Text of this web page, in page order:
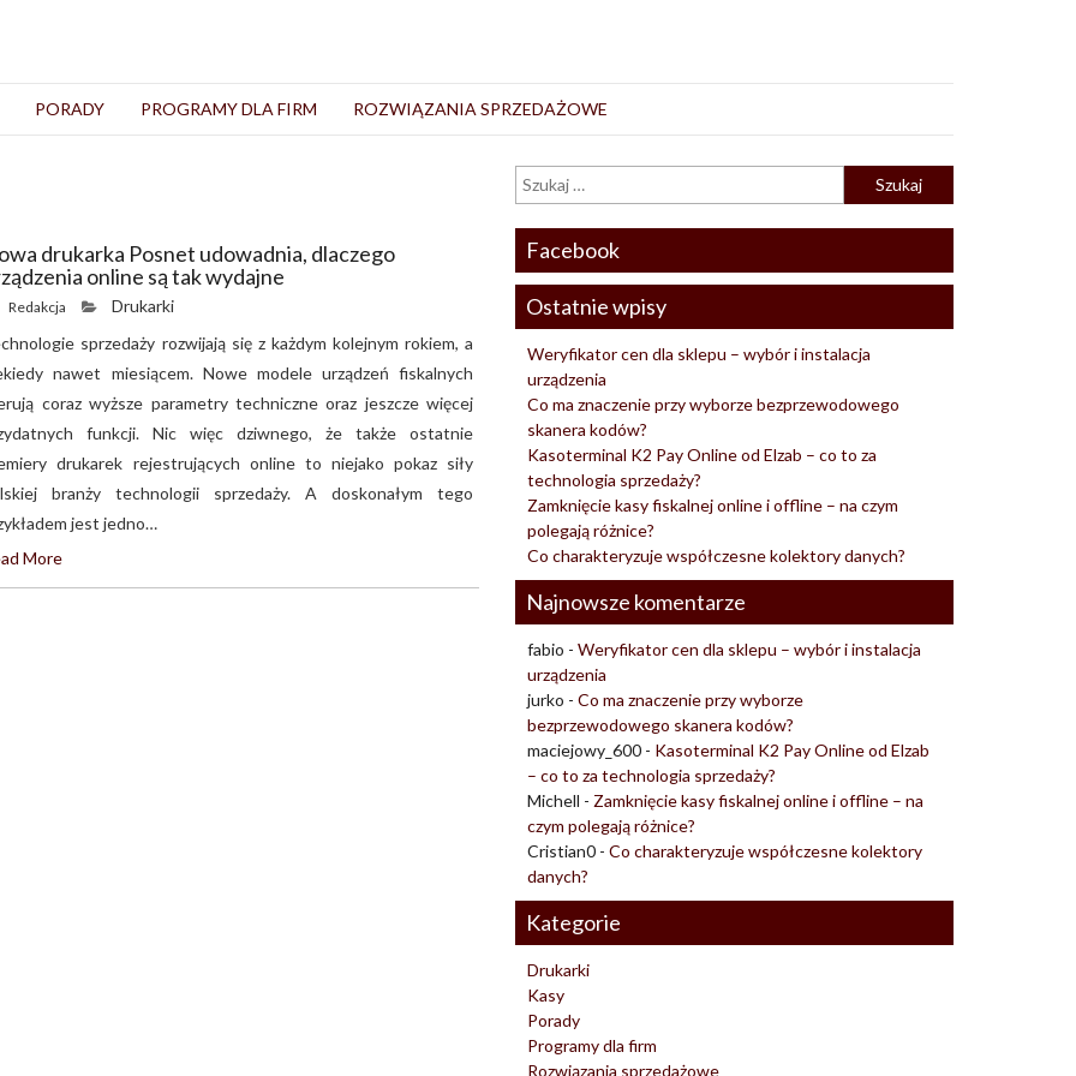
PORADY PROGRAMY DLA FIRM ROZWIĄZANIA SPRZEDAŻOWE
drukarka Posnet udowadnia, dlaczego
online są tak wydajne
Redakcja
Drukarki
sprzedaży rozwijają się z każdym kolejnym rokiem, a
nawet miesiącem. Nowe modele urządzeń fiskalnych
coraz wyższe parametry techniczne oraz jeszcze więcej
funkcji. Nic więc dziwnego, że także ostatnie
drukarek rejestrujących online to niejako pokaz siły
branży technologii sprzedaży. A doskonałym tego
jest jedno…
More
Facebook
Ostatnie wpisy
Weryfikator cen dla sklepu – wybór i instalacja
urządzenia
Co ma znaczenie przy wyborze bezprzewodowego
skanera kodów?
Kasoterminal K2 Pay Online od Elzab – co to za
technologia sprzedaży?
Zamknięcie kasy fiskalnej online i offline – na czym
polegają różnice?
Co charakteryzuje współczesne kolektory danych?
Najnowsze komentarze
fabio - Weryfikator cen dla sklepu – wybór i instalacja
urządzenia
jurko - Co ma znaczenie przy wyborze
bezprzewodowego skanera kodów?
maciejowy_600 - Kasoterminal K2 Pay Online od Elzab
– co to za technologia sprzedaży?
Michell - Zamknięcie kasy fiskalnej online i offline – na
czym polegają różnice?
Cristian0 - Co charakteryzuje współczesne kolektory
danych?
Kategorie
Drukarki
Kasy
Porady
Programy dla firm
Rozwiązania sprzedażowe